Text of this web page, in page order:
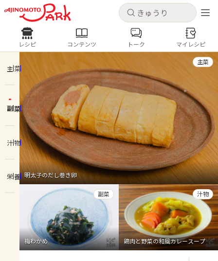
キャンセル
ログインするとレシピを保存できます
ログイン
ホーム
コンテンツ
レシピ
トーク
よくあるお問い合わせ
お買い物
キャンセル
レシピ コンテンツ
人気の食材・レシピ
きゅうり なす トマト
とうもろこし
ピーマン
みょうが ゴーヤ
レシピ コンテンツ トーク マイレシピ
主菜
副菜
汁物
栄養 明太子のだし巻き卵
主菜
梅わかめ
副菜
鶏肉と野菜の和風カレースープ
汁物